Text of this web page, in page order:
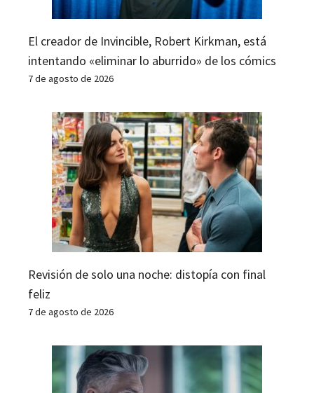
El creador de Invincible, Robert Kirkman, está
intentando «eliminar lo aburrido» de los cómics
7 de agosto de 2026
Revisión de solo una noche: distopía con final
feliz
7 de agosto de 2026